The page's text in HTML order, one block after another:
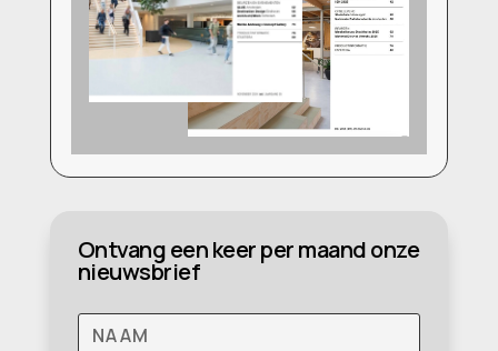
Ontvang een keer per maand onze
nieuwsbrief